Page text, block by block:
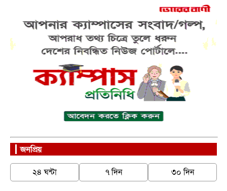
জনপ্রিয়
২৪ ঘন্টা ৭ দিন ৩০ দিন